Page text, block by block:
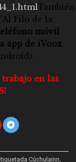
También
Filo de la
móvil
app de iVoox
).
en las
Cúchulainn,